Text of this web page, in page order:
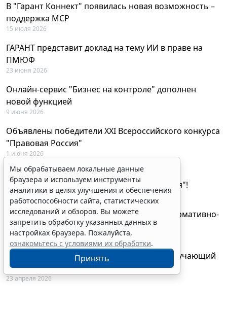
В "Гарант Коннект" появилась новая возможность –
поддержка MCP
15 июля 2026
ГАРАНТ представит доклад на тему ИИ в праве на
ПМЮФ
23 июня 2026
Онлайн-сервис "Бизнес на контроле" дополнен
новой функцией
9 июня 2026
Объявлены победители XXI Всероссийского конкурса
"Правовая Россия"
1 июня 2026
29 мая будут объявлены лауреаты XXI
Всероссийского конкурса "Правовая Россия"!
27 мая 2026
AI-ассистент Искра теперь анализирует нормативно-
техническую документацию
28 апреля 2026
"ГАРАНТ Электронный экспресс" провел обучающий
вебинар по работе с AI-ассистентом Искра
23 апреля 2026
Мы обрабатываем локальные данные
браузера и используем инструменты
аналитики в целях улучшения и обеспечения
работоспособности сайта, статистических
исследований и обзоров. Вы можете
запретить обработку указанных данных в
настройках браузера. Пожалуйста,
ознакомьтесь с условиями их обработки.
Принять